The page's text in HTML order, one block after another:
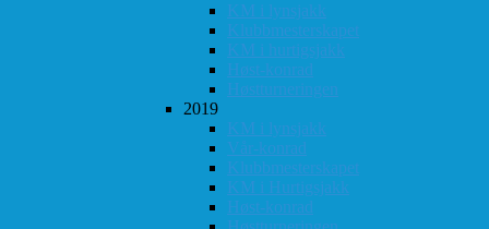
KM i lynsjakk
Klubbmesterskapet
KM i hurtigsjakk
Høst-konrad
Høstturneringen
2019
KM i lynsjakk
Vår-konrad
Klubbmesterskapet
KM i Hurtigsjakk
Høst-konrad